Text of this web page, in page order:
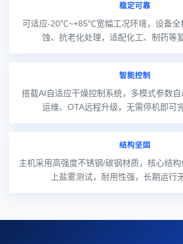
稳定可靠
可适应-20℃~+85℃宽幅工况环境，设备全
蚀、抗老化处理，适配化工、制药等
智能控制
搭载AI自适应干燥控制系统，多模式参数
运维、OTA远程升级，无需停机即可
结构坚固
主机采用高强度不锈钢/碳钢材质，核心结
上盐雾测试，耐用性强，长期运行